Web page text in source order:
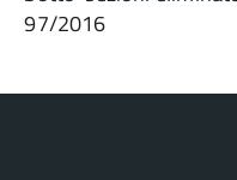
97/2016